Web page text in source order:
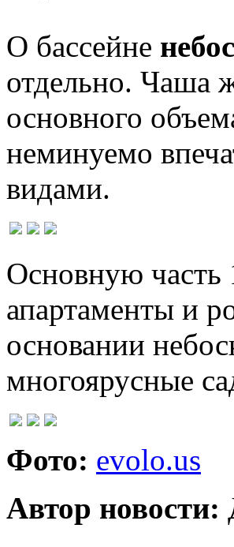
О бассейне
отдельно. Чаша
основного
неминуемо
видами.
Основную часть
апартаменты и
основании
многоярусные
Фото: evolo.us
Автор новости: